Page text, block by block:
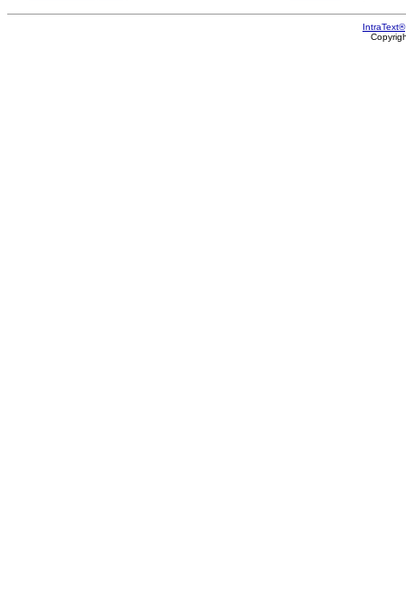
IntraText®